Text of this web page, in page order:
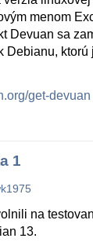
menom
Devuan sa
Debianu,
get-devuan
1
na
13.